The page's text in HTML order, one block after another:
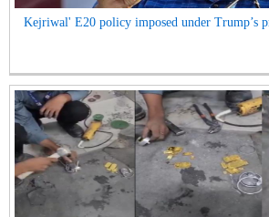
Kejriwal' E20 policy imposed under Trump’s